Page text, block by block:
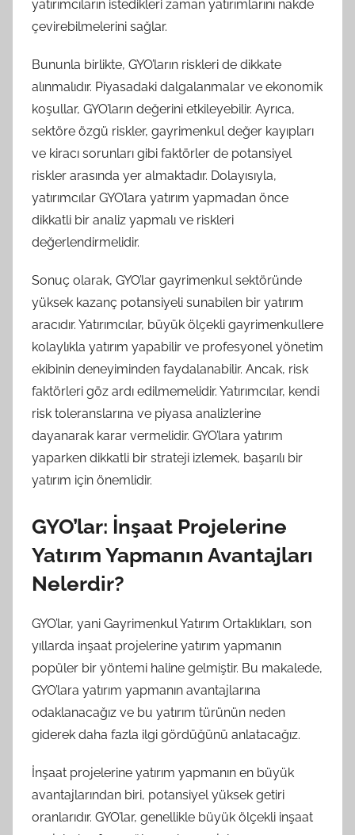
yatırımcıların istedikleri zaman yatırımlarını nakde
çevirebilmelerini sağlar.
Bununla birlikte, GYO’ların riskleri de dikkate
alınmalıdır. Piyasadaki dalgalanmalar ve ekonomik
koşullar, GYO’ların değerini etkileyebilir. Ayrıca,
sektöre özgü riskler, gayrimenkul değer kayıpları
ve kiracı sorunları gibi faktörler de potansiyel
riskler arasında yer almaktadır. Dolayısıyla,
yatırımcılar GYO’lara yatırım yapmadan önce
dikkatli bir analiz yapmalı ve riskleri
değerlendirmelidir.
Sonuç olarak, GYO’lar gayrimenkul sektöründe
yüksek kazanç potansiyeli sunabilen bir yatırım
aracıdır. Yatırımcılar, büyük ölçekli gayrimenkullere
kolaylıkla yatırım yapabilir ve profesyonel yönetim
ekibinin deneyiminden faydalanabilir. Ancak, risk
faktörleri göz ardı edilmemelidir. Yatırımcılar, kendi
risk toleranslarına ve piyasa analizlerine
dayanarak karar vermelidir. GYO’lara yatırım
yaparken dikkatli bir strateji izlemek, başarılı bir
yatırım için önemlidir.
GYO’lar: İnşaat Projelerine
Yatırım Yapmanın Avantajları
Nelerdir?
GYO’lar, yani Gayrimenkul Yatırım Ortaklıkları, son
yıllarda inşaat projelerine yatırım yapmanın
popüler bir yöntemi haline gelmiştir. Bu makalede,
GYO’lara yatırım yapmanın avantajlarına
odaklanacağız ve bu yatırım türünün neden
giderek daha fazla ilgi gördüğünü anlatacağız.
İnşaat projelerine yatırım yapmanın en büyük
avantajlarından biri, potansiyel yüksek getiri
oranlarıdır. GYO’lar, genellikle büyük ölçekli inşaat